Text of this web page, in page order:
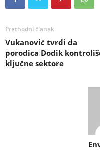
Prethodni članak
Vukanović tvrdi da
porodica Dodik
ključne sektore